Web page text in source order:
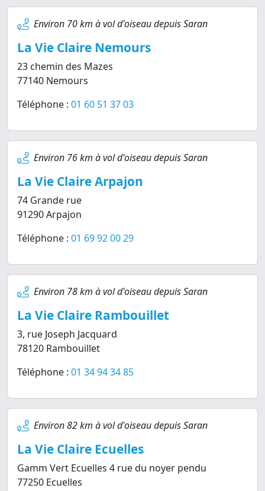
Environ 70 km à vol d'oiseau depuis Saran
La Vie Claire Nemours
23 chemin des Mazes
77140 Nemours
Téléphone : 01 60 51 37 03
Environ 76 km à vol d'oiseau depuis Saran
La Vie Claire Arpajon
74 Grande rue
91290 Arpajon
Téléphone : 01 69 92 00 29
Environ 78 km à vol d'oiseau depuis Saran
La Vie Claire Rambouillet
3, rue Joseph Jacquard
78120 Rambouillet
Téléphone : 01 34 94 34 85
Environ 82 km à vol d'oiseau depuis Saran
La Vie Claire Ecuelles
Gamm Vert Ecuelles 4 rue du noyer pendu
77250 Ecuelles